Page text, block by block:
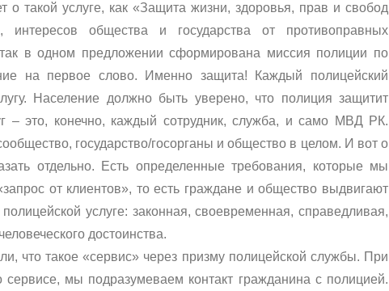
о такой услуге, как «Защита жизни, здоровья, прав и свобод
интересов общества и государства от противоправных
так в одном предложении сформирована миссия полиции по
на первое слово. Именно защита! Каждый полицейский
Население должно быть уверено, что полиция защитит
– это, конечно, каждый сотрудник, служба, и само МВД РК.
государство/госорганы и общество в целом. И вот о
отдельно. Есть определенные требования, которые мы
от клиентов», то есть граждане и общество выдвигают
услуге: законная, своевременная, справедливая,
достоинства.
что такое «сервис» через призму полицейской службы. При
мы подразумеваем контакт гражданина с полицией.